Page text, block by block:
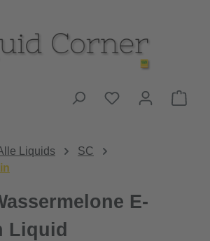
Du hast 0
Liquids
SC
E-
Liquid